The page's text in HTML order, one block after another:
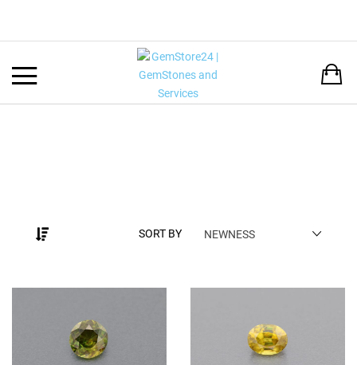
SORT BY NEWNESS
DEUTSCH